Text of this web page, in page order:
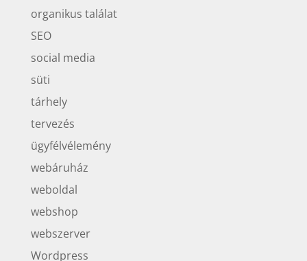
organikus találat
SEO
social media
süti
tárhely
tervezés
ügyfélvélemény
webáruház
weboldal
webshop
webszerver
Wordpress